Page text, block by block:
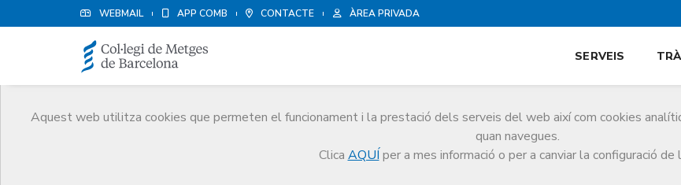
WEBMAIL APP COMB CONTACTE ÀREA PRIVADA
Aquest web utilitza cookies que permeten el funcionament i la prestació dels serveis del web així com cookies
quan navegues.
Clica AQUÍ per a mes informació o per a canviar la configuració de
SERVEIS
Salut Pública COVID-19